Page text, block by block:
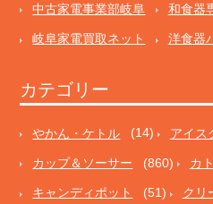
中古家電事業部岐阜 和食器
岐阜家電買取ネット 洋食器
カテゴリー
やかん・ケトル (14) アイス
カップ＆ソーサー (860) カ
キャンディポット (51) クリ